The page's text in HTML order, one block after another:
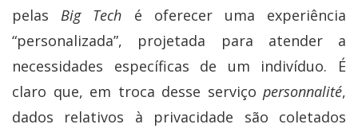
pelasBig Tech é oferecer uma experiência
“personalizada”, projetada para atender a
necessidades específicas de um indivíduo. É
claro que, em troca desse serviço personnalité,
dados relativos à privacidade são coletados